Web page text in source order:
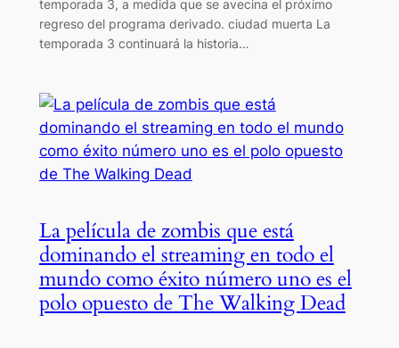
temporada 3, a medida que se avecina el próximo
regreso del programa derivado. ciudad muerta La
temporada 3 continuará la historia…
La película de zombis que está
dominando el streaming en todo el
mundo como éxito número uno es el
polo opuesto de The Walking Dead